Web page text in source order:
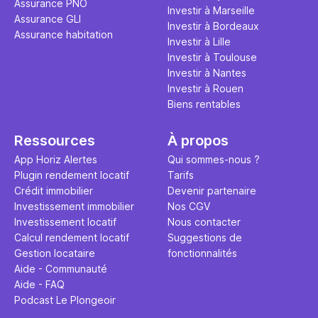
Assurance PNO
Assurance GLI
Assurance habitation
Investir à Marseille
Investir à Bordeaux
Investir à Lille
Investir à Toulouse
Investir à Nantes
Investir à Rouen
Biens rentables
Ressources
App Horiz Alertes
Plugin rendement locatif
Crédit immobilier
Investissement immobilier
Investissement locatif
Calcul rendement locatif
Gestion locataire
Aide - Communauté
Aide - FAQ
Podcast Le Plongeoir
À propos
Qui sommes-nous ?
Tarifs
Devenir partenaire
Nos CGV
Nous contacter
Suggestions de
fonctionnalités